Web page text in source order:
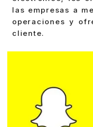
las empresas a
operaciones y
cliente.